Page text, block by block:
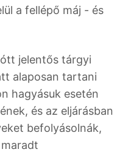
a fellépő máj - és
jelentős tárgyi
alaposan tartani
hagyásuk esetén
és az eljárásban
befolyásolnák,